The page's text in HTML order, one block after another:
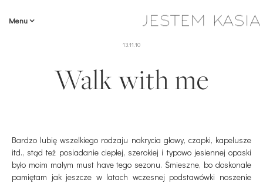
Menu
13.11.10
Walk with me
Bardzo lubię wszelkiego rodzaju nakrycia głowy, czapki, kapelusze
itd., stąd też posiadanie ciepłej, szerokiej i typowo jesiennej opaski
było moim małym must have tego sezonu. Śmieszne, bo doskonale
pamiętam jak jeszcze w latach wczesnej podstawówki noszenie